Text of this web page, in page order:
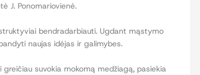
J. Ponomariovienė.
bendradarbiauti. Ugdant mąstymo
naujas idėjas ir galimybes.
suvokia mokomą medžiagą, pasiekia